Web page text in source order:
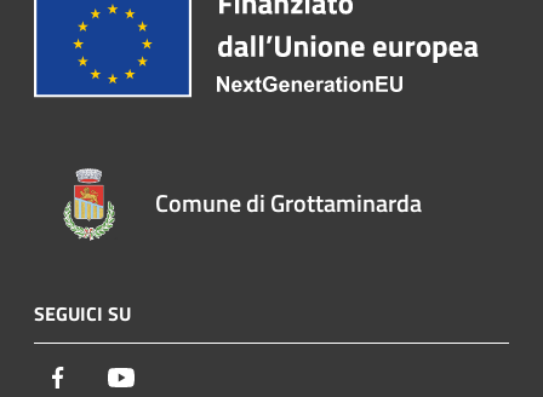
Comune di Grottaminarda
SEGUICI SU
Facebook